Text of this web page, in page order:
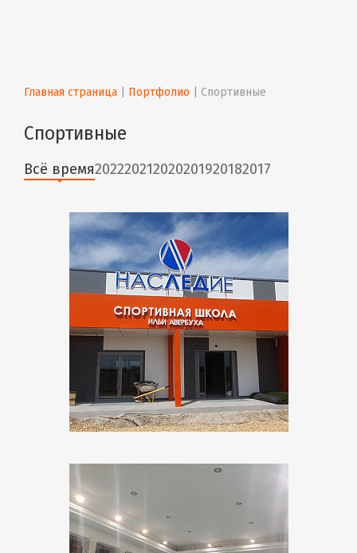
Главная страница Портфолио Спортивные
Спортивные
Всё время202220212020201920182017
Ледовый Дворец Ильи Авербуха
Адрес:г. Евпатория
Поставщик:ЭТМ